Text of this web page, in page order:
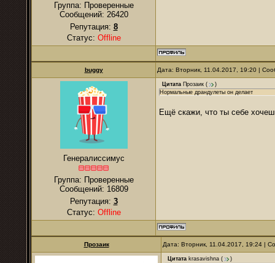
Группа: Проверенные
Сообщений: 26420
Репутация: 8
Статус: Offline
buggy Дата: Вторник, 11.04.2017, 19:20 |
Генералиссимус
Группа: Проверенные
Сообщений: 16809
Репутация: 3
Статус: Offline
Цитата Прозаик (
)
Нормальные драндулеты он делает
Ещё скажи, что ты себе
Прозаик Дата: Вторник, 11.04.2017, 19:24 |
Цитата krasavishna (
)